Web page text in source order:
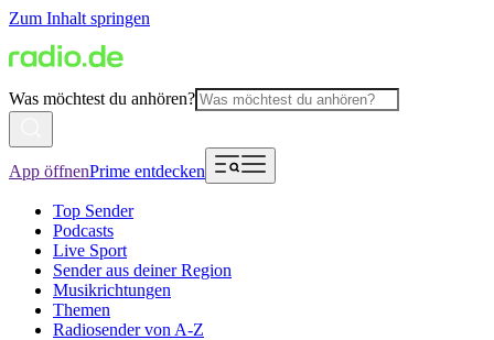
Zum Inhalt springen
Was möchtest du anhören?
App öffnenPrime entdecken
Top Sender
Podcasts
Live Sport
Sender aus deiner Region
Musikrichtungen
Themen
Radiosender von A-Z